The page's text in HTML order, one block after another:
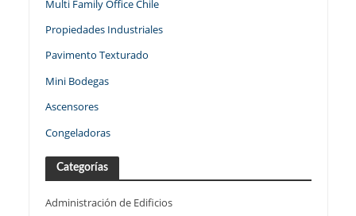
Multi Family Office Chile
Propiedades Industriales
Pavimento Texturado
Mini Bodegas
Ascensores
Congeladoras
Categorías
Administración de Edificios